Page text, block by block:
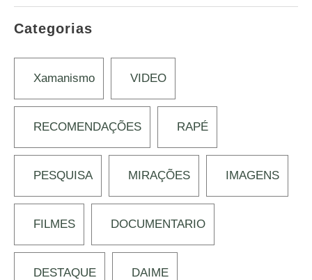
Categorias
Xamanismo VIDEO
RECOMENDAÇÕES RAPÉ
PESQUISA MIRAÇÕES IMAGENS
FILMES DOCUMENTARIO
DESTAQUE DAIME